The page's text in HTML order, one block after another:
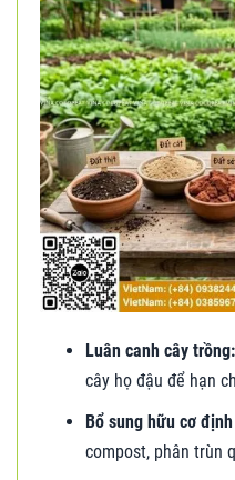
Luân canh cây trồng:
cây họ đậu để hạn
Bổ sung hữu cơ
compost, phân trùn